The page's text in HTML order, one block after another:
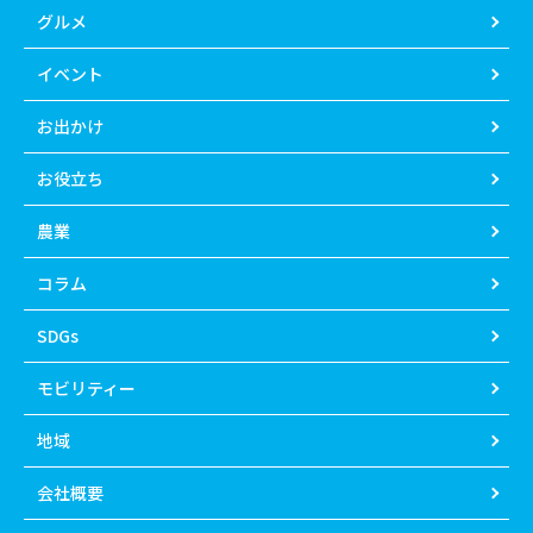
グルメ
イベント
お出かけ
お役立ち
農業
コラム
SDGs
モビリティー
地域
会社概要